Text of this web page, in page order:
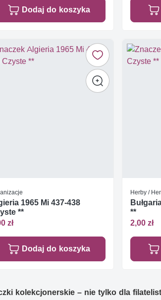
Dodaj do koszyka
1965 Mi 437-438
**
zł
Dodaj do koszyka
Herby /
**
2,00 zł
kolekcjonerskie – nie tylko dla